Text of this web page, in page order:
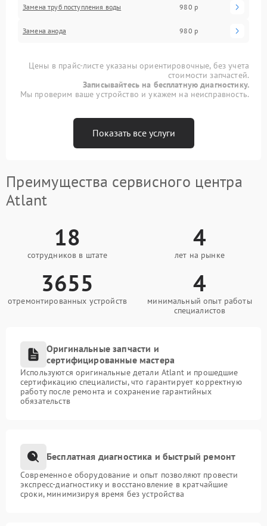
Замена труб поступления воды 980 р
Замена анода 980 р
Цены в прайс-листе указаны ориентировочные, без учета
стоимости запчастей.
Записывайтесь на бесплатную диагностику.
Мы проверим ваше устройство и укажем на неисправность.
Показать все услуги
Преимущества сервисного центра
Atlant
18
сотрудников в штате
4
лет на рынке
3655
отремонтированных устройств
4
минимальный опыт работы
специалистов
Оригинальные запчасти и
сертифицированные мастера
Используются оригинальные детали Atlant и прошедшие
сертификацию специалисты, что гарантирует корректную
работу после ремонта и сохранение гарантийных
обязательств
Бесплатная диагностика и быстрый ремонт
Современное оборудование и опыт позволяют провести
экспресс-диагностику и восстановление в кратчайшие
сроки, минимизируя время без устройства